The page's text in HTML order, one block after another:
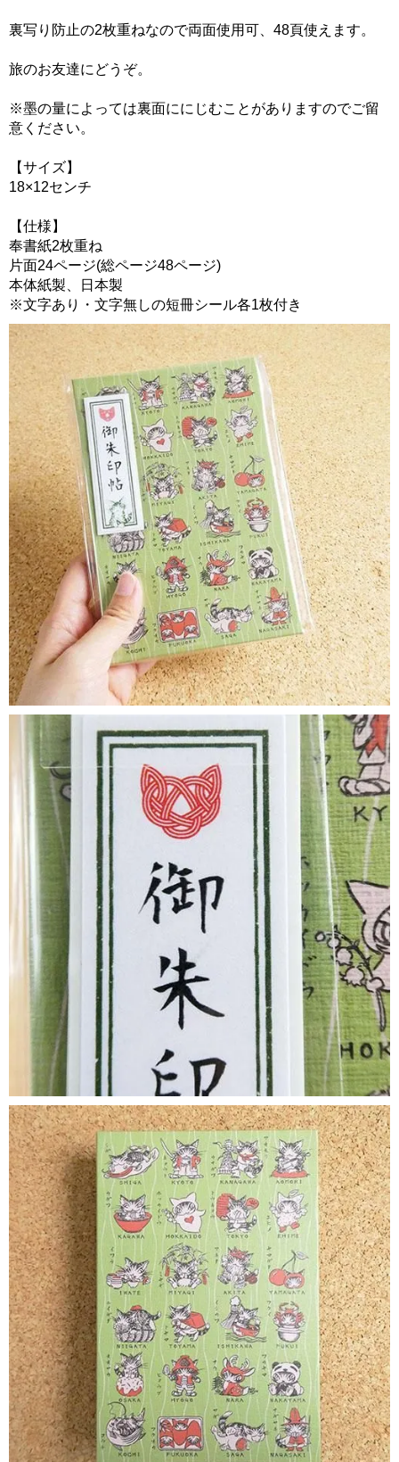
裏写り防止の2枚重ねなので両面使用可、48頁使えます。
旅のお友達にどうぞ。
※墨の量によっては裏面ににじむことがありますのでご留
意ください。
【サイズ】
18×12センチ
【仕様】
奉書紙2枚重ね
片面24ページ(総ページ48ページ)
本体紙製、日本製
※文字あり・文字無しの短冊シール各1枚付き